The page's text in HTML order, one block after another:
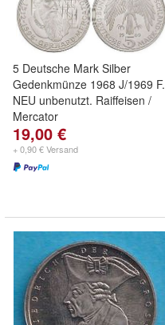
5 Deutsche Mark Silber
Gedenkmünze 1968 J/1969 F.
NEU unbenutzt. Raiffeisen /
Mercator
19,00 €
+ 0,90 € Versand